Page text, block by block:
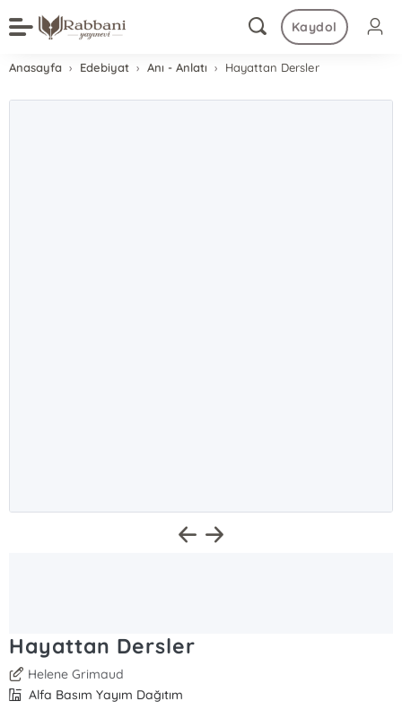
Kaydol
Anasayfa Edebiyat Anı - Anlatı Hayattan Dersler
Hayattan Dersler
Helene Grimaud
Alfa Basım Yayım Dağıtım